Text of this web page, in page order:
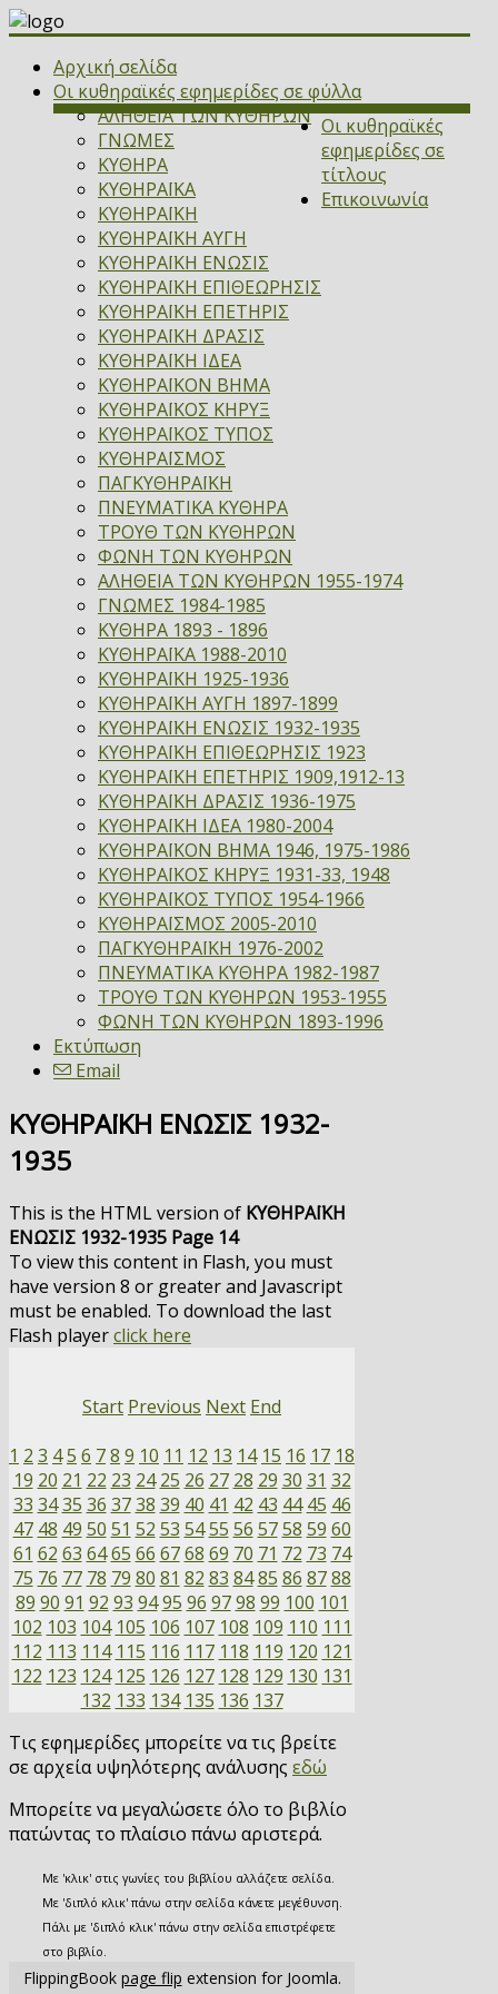
Αρχική σελίδα
Οι κυθηραϊκές εφημερίδες σε φύλλα
ΑΛΗΘΕΙΑ ΤΩΝ ΚΥΘΗΡΩΝ
ΓΝΩΜΕΣ
ΚΥΘΗΡΑ
ΚΥΘΗΡΑΪΚΑ
ΚΥΘΗΡΑΪΚΗ
ΚΥΘΗΡΑΪΚΗ ΑΥΓΗ
ΚΥΘΗΡΑΪΚΗ ΕΝΩΣΙΣ
ΚΥΘΗΡΑΪΚΗ ΕΠΙΘΕΩΡΗΣΙΣ
ΚΥΘΗΡΑΪΚΗ ΕΠΕΤΗΡΙΣ
ΚΥΘΗΡΑΪΚΗ ΔΡΑΣΙΣ
ΚΥΘΗΡΑΪΚΗ ΙΔΕΑ
ΚΥΘΗΡΑΪΚΟΝ ΒΗΜΑ
ΚΥΘΗΡΑΪΚΟΣ ΚΗΡΥΞ
ΚΥΘΗΡΑΪΚΟΣ ΤΥΠΟΣ
ΚΥΘΗΡΑΪΣΜΟΣ
ΠΑΓΚΥΘΗΡΑΪΚΗ
ΠΝΕΥΜΑΤΙΚΑ ΚΥΘΗΡΑ
ΤΡΟΥΘ ΤΩΝ ΚΥΘΗΡΩΝ
ΦΩΝΗ ΤΩΝ ΚΥΘΗΡΩΝ
Οι κυθηραϊκές
εφημερίδες σε
τίτλους
ΑΛΗΘΕΙΑ ΤΩΝ ΚΥΘΗΡΩΝ 1955-1974
ΓΝΩΜΕΣ 1984-1985
ΚΥΘΗΡΑ 1893 - 1896
ΚΥΘΗΡΑΪΚΑ 1988-2010
ΚΥΘΗΡΑΪΚΗ 1925-1936
ΚΥΘΗΡΑΪΚΗ ΑΥΓΗ 1897-1899
ΚΥΘΗΡΑΪΚΗ ΕΝΩΣΙΣ 1932-1935
ΚΥΘΗΡΑΪΚΗ ΕΠΙΘΕΩΡΗΣΙΣ 1923
ΚΥΘΗΡΑΪΚΗ ΕΠΕΤΗΡΙΣ 1909,1912-13
ΚΥΘΗΡΑΪΚΗ ΔΡΑΣΙΣ 1936-1975
ΚΥΘΗΡΑΪΚΗ ΙΔΕΑ 1980-2004
ΚΥΘΗΡΑΪΚΟΝ ΒΗΜΑ 1946, 1975-1986
ΚΥΘΗΡΑΪΚΟΣ ΚΗΡΥΞ 1931-33, 1948
ΚΥΘΗΡΑΪΚΟΣ ΤΥΠΟΣ 1954-1966
ΚΥΘΗΡΑΪΣΜΟΣ 2005-2010
ΠΑΓΚΥΘΗΡΑΪΚΗ 1976-2002
ΠΝΕΥΜΑΤΙΚΑ ΚΥΘΗΡΑ 1982-1987
ΤΡΟΥΘ ΤΩΝ ΚΥΘΗΡΩΝ 1953-1955
ΦΩΝΗ ΤΩΝ ΚΥΘΗΡΩΝ 1893-1996
Επικοινωνία
Εκτύπωση
Email
ΚΥΘΗΡΑΪΚΗ ΕΝΩΣΙΣ 1932-
1935
This is the HTML version of ΚΥΘΗΡΑΪΚΗ
ΕΝΩΣΙΣ 1932-1935 Page 14
To view this content in Flash, you must
have version 8 or greater and Javascript
must be enabled. To download the last
Flash playerclick here
Start Previous Next End
1 2 3 45 6 78 9 10 11 12 13 14 15 16 17 18
19 20 21 22 23 24 25 26 27 28 29 30 31 32
33 34 35 36 37 38 39 40 41 42 43 44 45 46
47 48 49 50 51 52 53 54 55 56 57 58 59 60
61 62 63 64 65 66 67 68 69 70 71 72 73 74
75 76 77 78 79 80 81 82 83 84 85 86 87 88
89 90 91 92 93 94 95 96 97 98 99 100 101
102 103 104 105 106 107 108 109 110 111
112 113 114 115 116 117 118 119 120 121
122 123 124 125 126 127 128 129 130 131
132 133 134 135 136 137
Τις εφημερίδες μπορείτε να τις βρείτε
σε αρχεία υψηλότερης ανάλυσης εδώ
Μπορείτε να μεγαλώσετε όλο το βιβλίο
πατώντας το πλαίσιο πάνω αριστερά.
Με 'κλικ' στις γωνίες του βιβλίου αλλάζετε σελίδα.
Με 'διπλό κλικ' πάνω στην σελίδα κάνετε μεγέθυνση.
Πάλι με 'διπλό κλικ' πάνω στην σελίδα επιστρέφετε
στο βιβλίο.
FlippingBook page flip extension for Joomla.